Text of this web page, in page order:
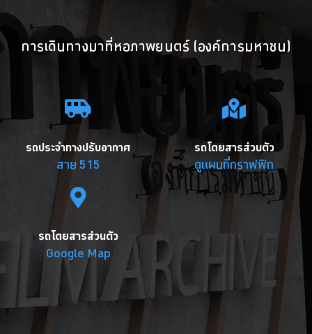
การเดินทางมาที่หอภาพยนตร์ (องค์การมหาชน)
รถประจำทางปรับอากาศ
สาย 515
รถโดยสารส่วนตัว
ดูแผนที่กราฟฟิก
รถโดยสารส่วนตัว
Google Map